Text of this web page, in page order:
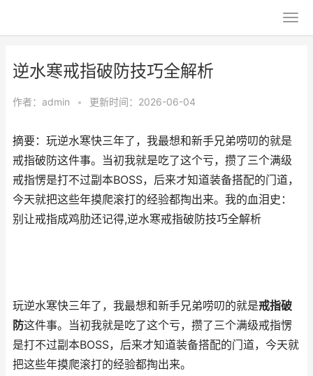
逆水寒戒指破防技巧全解析
作者： admin • 更新时间：2026-06-04
摘要：玩逆水寒快三年了，我最想和新手兄弟唠叨的就是
戒指破防这件事。当初我就是吃了这个亏，攒了三个满级
戒指愣是打不过副本BOSS，后来才知道装备搭配的门道，
今天就把这些年摸爬滚打的经验都掏出来。我的血泪史：
别让戒指成鸡肋还记得,逆水寒戒指破防技巧全解析
玩逆水寒快三年了，我最想和新手兄弟唠叨的就是戒指破
防这件事。当初我就是吃了这个亏，攒了三个满级戒指愣
是打不过副本BOSS，后来才知道装备搭配的门道，今天就
把这些年摸爬滚打的经验都掏出来。